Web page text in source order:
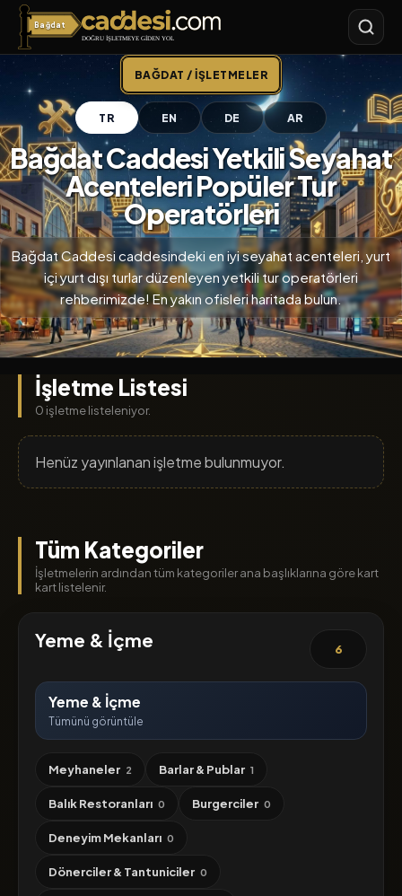
Bağdat
Bağdat Caddesi
BAĞDAT / İŞLETMELER
TR EN DE AR
Bağdat Caddesi Yetkili Seyahat
Acenteleri Popüler Tur
Operatörleri
Bağdat Caddesi caddesindeki en iyi seyahat acenteleri, yurt
içi yurt dışı turlar düzenleyen yetkili tur operatörleri
rehberimizde! En yakın ofisleri haritada bulun.
İşletme Listesi
0 işletme listeleniyor.
Henüz yayınlanan işletme bulunmuyor.
Tüm Kategoriler
İşletmelerin ardından tüm kategoriler ana başlıklarına göre kart
kart listelenir.
Yeme & İçme 6
Yeme & İçme
Tümünü görüntüle
Meyhaneler 2 Barlar & Publar 1
Balık Restoranları 0 Burgerciler 0
Deneyim Mekanları 0
Dönerciler & Tantuniciler 0